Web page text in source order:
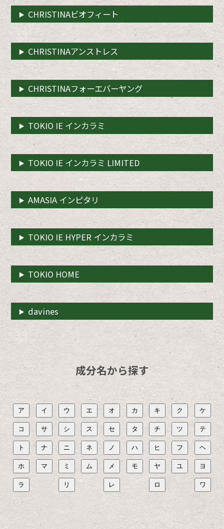
CHRISTINAビオフィート
CHRISTINAアンストレス
CHRISTINAフォーエバーヤング
TOKIO IE インカラミ
TOKIO IE インカラミ LIMITED
AMASIA インピタリ
TOKIO IE HYPER インカラミ
TOKIO HOME
davines
成分名から探す
ア イ ウ エ オ カ キ ク ケ
コ サ シ ス セ タ チ ツ テ
ト ナ ニ ネ ノ ハ ヒ フ ヘ
ホ マ ミ ム メ モ ヤ ユ ヨ
ラ リ レ ロ ワ